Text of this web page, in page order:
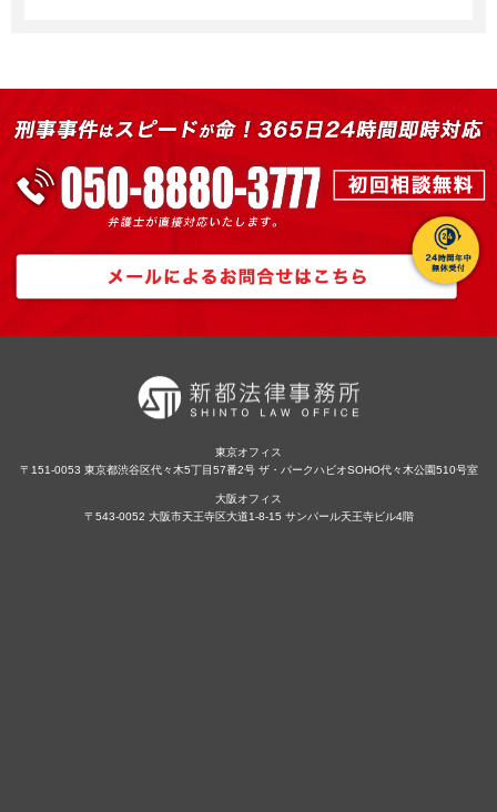
東京オフィス
〒151-0053 東京都渋谷区代々木5丁目57番2号 ザ・パークハビオSOHO代々木公園510号室
大阪オフィス
〒543-0052 大阪市天王寺区大道1-8-15 サンパール天王寺ビル4階